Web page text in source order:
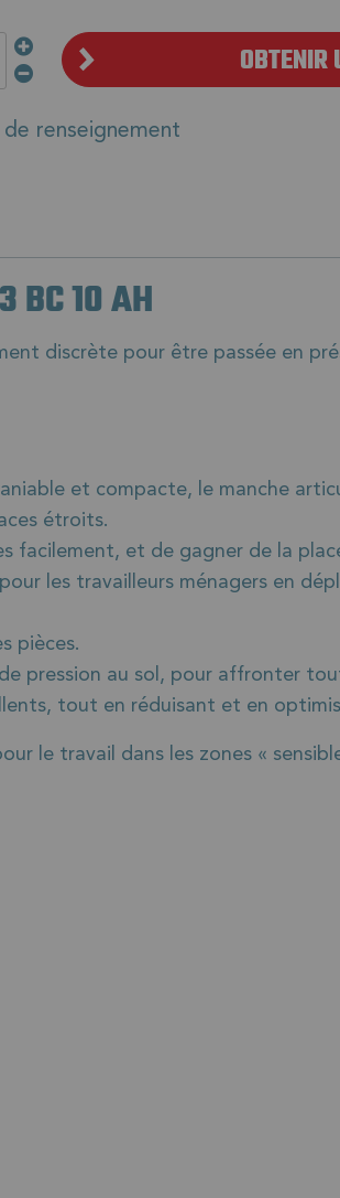
OBTENIR
renseignement
BC 10 AH
discrète pour être passée en
et compacte, le manche
étroits.
facilement, et de gagner de la
les travailleurs ménagers en
pièces.
pression au sol, pour affronter
tout en réduisant et en
le travail dans les zones «